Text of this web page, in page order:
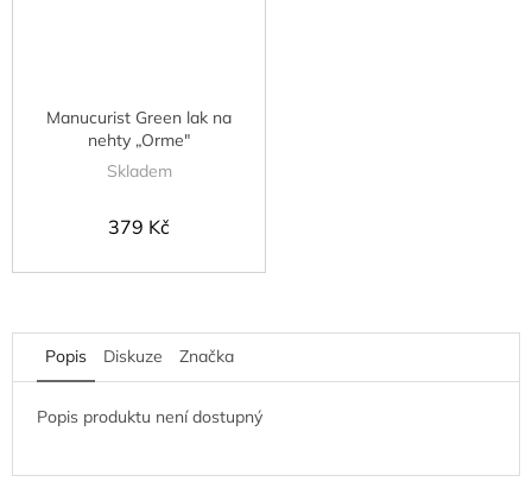
Manucurist Green lak na
nehty „Orme"
Skladem
379 Kč
Popis Diskuze Značka
Popis produktu není dostupný